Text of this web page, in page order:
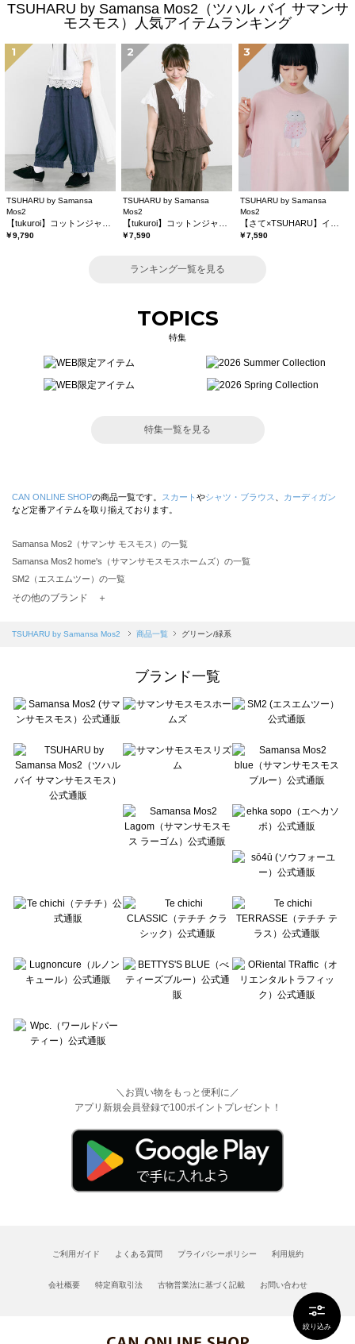
絞り込み
TSUHARU by Samansa Mos2（ツハル バイ サマンサ
モスモス）人気アイテムランキング
1
TSUHARU by Samansa
Mos2
￥9,790
2
TSUHARU by Samansa
Mos2
￥7,590
3
TSUHARU by Samansa
Mos2
￥7,590
ランキング一覧を見る
TOPICS
特集
特集一覧を見る
CAN ONLINE SHOPの商品一覧です。 スカート やシャツ・ブラウス
カーディガン
など定番アイテムを取り揃えております。
Samansa Mos2（サマンサ モスモス）の一覧
Samansa Mos2 home's（サマンサモスモスホームズ）の一覧
SM2（エスエムツー）の一覧
TSUHARU by Samansa Mos2（ツハルバイサマンサモスモス）の一覧
Samansa Mos2 blue（サマンサモスモス ブルー）の一覧
Te chichi（テチチ）の一覧
Te chichi CLASSIC（テチチ クラシック）の一覧
Lugnoncure（ルノンキュール）の一覧
BETTY'S BLUE（べティーズブルー）の一覧
Wpc.（ワールドパーティー）の一覧
その他のブランド ＋
TSUHARU by Samansa Mos2 商品一覧 グリーン/緑系
ブランド一覧
＼お買い物をもっと便利に／
アプリ新規会員登録で100ポイントプレゼント！
ご利用ガイド よくある質問 プライバシーポリシー 利用規約
会社概要 特定商取引法 古物営業法に基づく記載 お問い合わせ